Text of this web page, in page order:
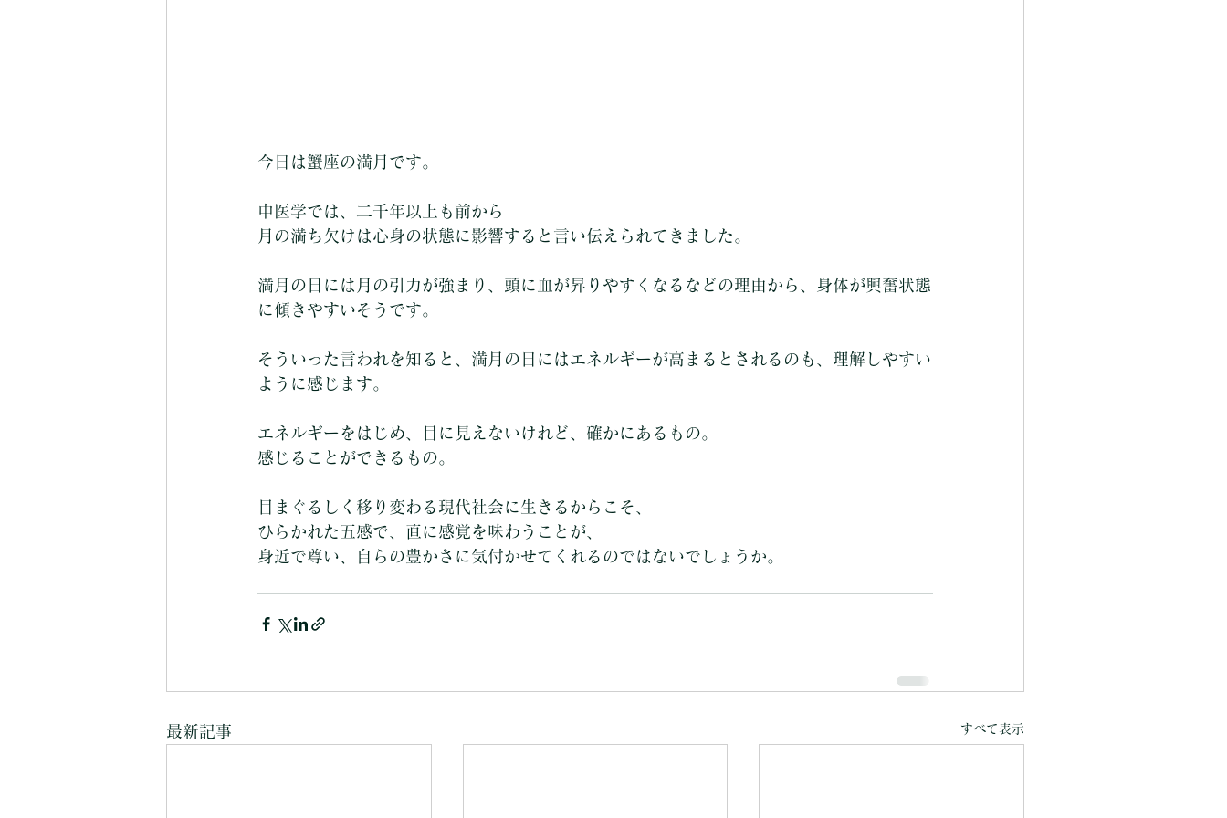
今日は蟹座の満月です。
中医学では、二千年以上も前から
月の満ち欠けは心身の状態に影響すると言い伝えられてきました。
満月の日には月の引力が強まり、頭に血が昇りやすくなるなどの理由から、身体が興奮状態
に傾きやすいそうです。
そういった言われを知ると、満月の日にはエネルギーが高まるとされるのも、理解しやすい
ように感じます。
エネルギーをはじめ、目に見えないけれど、確かにあるもの。
感じることができるもの。
目まぐるしく移り変わる現代社会に生きるからこそ、
ひらかれた五感で、直に感覚を味わうことが、
身近で尊い、自らの豊かさに気付かせてくれるのではないでしょうか。
最新記事 すべて表示